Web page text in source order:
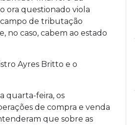
ora questionado viola
de tributação
no caso, cabem ao estado
Ayres Britto e o
quarta-feira, os
de compra e venda
que sobre as